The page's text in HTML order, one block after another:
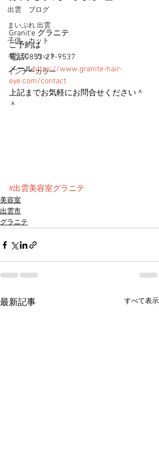
出雲 ブログ
まいぷれ 出雲
子供 カット
キッズ カット
インナーカラー
Granit'e グラニテ
ご予約は
電話0853-27-9537
メールhttps://www.granite-hair-
eye.com/contact
上記までお気軽にお問合せください＾
＾
#出雲美容室グラニテ
美容室
出雲市
グラニテ
最新記事 すべて表示